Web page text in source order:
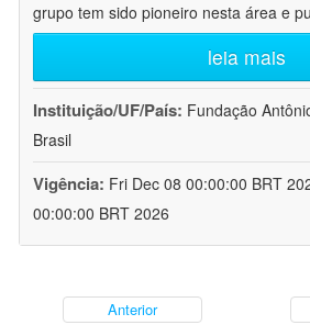
grupo tem sido pioneiro nesta área e
leia mais
Instituição/UF/País: Fundação
Brasil
Vigência: Fri Dec 08 00:00:00 BRT
00:00:00 BRT 2026
Anterior